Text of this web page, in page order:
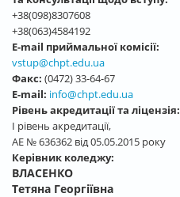
+38(098)8307608
+38(063)4584192
E-mail приймальної комісії:
vstup@chpt.edu.ua
Факс: (0472) 33-64-67
E-mail: info@chpt.edu.ua
Рівень акредитації та ліцензія:
І рівень акредитації,
АЕ № 636362 від 05.05.2015 року
Керівник коледжу:
ВЛАСЕНКО
Тетяна Георгіївна